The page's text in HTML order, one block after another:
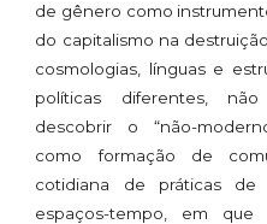
de gênero como
do capitalismo na
cosmologias, línguas e
políticas diferentes,
descobrir o “não-
como formação de
cotidiana de práticas de
espaços-tempo, em